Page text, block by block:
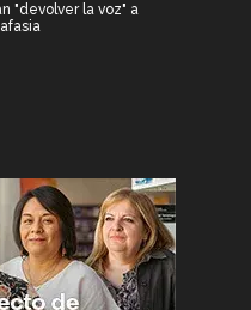
"devolver la voz" a